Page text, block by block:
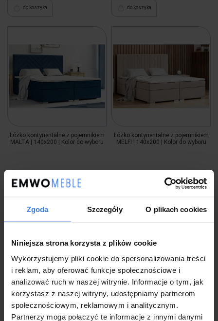
Zgoda Szczegóły O plikach cookies
Niniejsza strona korzysta z plików cookie
Wykorzystujemy pliki cookie do spersonalizowania treści
i reklam, aby oferować funkcje społecznościowe i
analizować ruch w naszej witrynie. Informacje o tym, jak
korzystasz z naszej witryny, udostępniamy partnerom
społecznościowym, reklamowym i analitycznym.
Partnerzy mogą połączyć te informacje z innymi danymi
do koszyka do koszyka
Łóżko kontynentalne z pojemnikiem
MALTA | 140x200 | Kolor do wyboru
Łóżko kontynentalne z pojemnikiem
MELFI | 140x200 | Kolor do wyboru